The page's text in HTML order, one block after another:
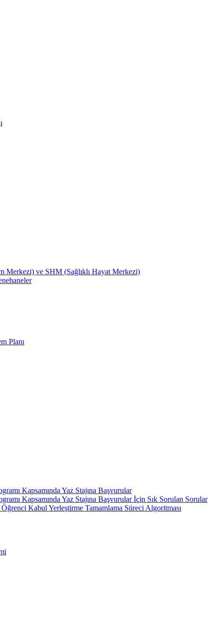
Merkezi) ve SHM (Sağlıklı Hayat Merkezi)
Planı
Kapsamında Yaz Stajına Başvurular
Kapsamında Yaz Stajına Başvurular İçin Sık Sorulan Sorular
Kabul Yerleştirme Tamamlama Süreci Algoritması